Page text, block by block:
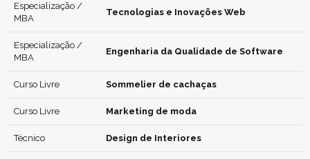
Especialização /
MBA
Tecnologias e Inovações Web
Especialização /
MBA
Engenharia da Qualidade de Software
Curso Livre Sommelier de cachaças
Curso Livre Marketing de moda
Técnico Design de Interiores